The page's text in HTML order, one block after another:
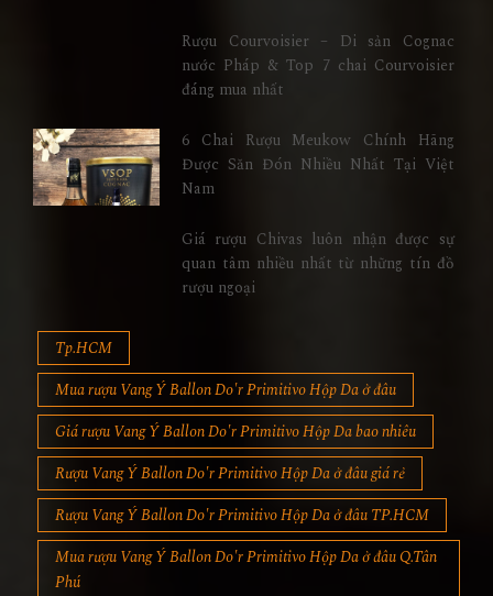
Rượu Courvoisier – Di sản Cognac
nước Pháp & Top 7 chai Courvoisier
đáng mua nhất
6 Chai Rượu Meukow Chính Hãng
Được Săn Đón Nhiều Nhất Tại Việt
Nam
Giá rượu Chivas luôn nhận được sự
quan tâm nhiều nhất từ những tín đồ
rượu ngoại
Tp.HCM
Mua rượu Vang Ý Ballon Do'r Primitivo Hộp Da ở đâu
Giá rượu Vang Ý Ballon Do'r Primitivo Hộp Da bao nhiêu
Rượu Vang Ý Ballon Do'r Primitivo Hộp Da ở đâu giá rẻ
Rượu Vang Ý Ballon Do'r Primitivo Hộp Da ở đâu TP.HCM
Mua rượu Vang Ý Ballon Do'r Primitivo Hộp Da ở đâu Q.Tân
Phú